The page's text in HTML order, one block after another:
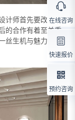
师首先要改善的
的合作有着至关重
丝生机与魅力。
在线咨询
快速报价
预约咨询